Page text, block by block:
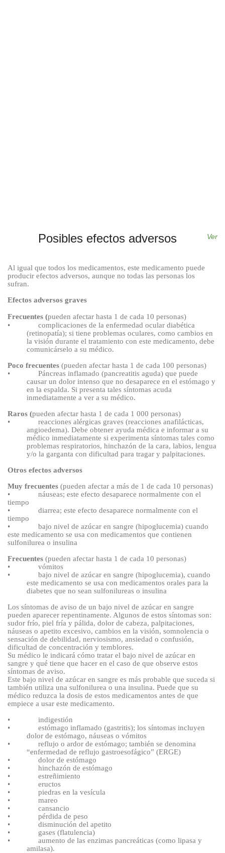
Ver
Posibles efectos adversos
Al igual que todos los medicamentos, este medicamento puede
producir efectos adversos, aunque no todas las personas los
sufran.
Efectos adversos graves
Frecuentes (pueden afectar hasta 1 de cada 10 personas)
•
complicaciones de la enfermedad ocular diabética
(retinopatía); si tiene problemas oculares, como cambios en
la visión durante el tratamiento con este medicamento, debe
comunicárselo a su médico.
Poco frecuentes (pueden afectar hasta 1 de cada 100 personas)
•
Páncreas inflamado (pancreatitis aguda) que puede
causar un dolor intenso que no desaparece en el estómago y
en la espalda. Si presenta tales síntomas acuda
inmediatamente a ver a su médico.
Raros (pueden afectar hasta 1 de cada 1 000 personas)
•
reacciones alérgicas graves (reacciones anafilácticas,
angioedema). Debe obtener ayuda médica e informar a su
médico inmediatamente si experimenta síntomas tales como
problemas respiratorios, hinchazón de la cara, labios, lengua
y/o la garganta con dificultad para tragar y palpitaciones.
Otros efectos adversos
Muy frecuentes (pueden afectar a más de 1 de cada 10 personas)
•
náuseas; este efecto desaparece normalmente con el
tiempo
•
diarrea; este efecto desaparece normalmente con el
tiempo
•
bajo nivel de azúcar en sangre (hipoglucemia) cuando
este medicamento se usa con medicamentos que contienen
sulfonilurea o insulina
Frecuentes (pueden afectar hasta 1 de cada 10 personas)
•
vómitos
•
bajo nivel de azúcar en sangre (hipoglucemia), cuando
este medicamento se usa con medicamentos orales para la
diabetes que no sean sulfonilureas o insulina
Los síntomas de aviso de un bajo nivel de azúcar en sangre
pueden aparecer repentinamente. Algunos de estos síntomas son:
sudor frío, piel fría y pálida, dolor de cabeza, palpitaciones,
náuseas o apetito excesivo, cambios en la visión, somnolencia o
sensación de debilidad, nerviosismo, ansiedad o confusión,
dificultad de concentración y temblores.
Su médico le indicará cómo tratar el bajo nivel de azúcar en
sangre y qué tiene que hacer en el caso de que observe estos
síntomas de aviso.
Este bajo nivel de azúcar en sangre es más probable que suceda si
también utiliza una sulfonilurea o una insulina. Puede que su
médico reduzca la dosis de estos medicamentos antes de que
empiece a usar este medicamento.
•
indigestión
•
estómago inflamado (gastritis); los síntomas incluyen
dolor de estómago, náuseas o vómitos
•
reflujo o ardor de estómago; también se denomina
“enfermedad de reflujo gastroesofágico” (ERGE)
•
dolor de estómago
•
hinchazón de estómago
•
estreñimiento
•
eructos
•
piedras en la vesícula
•
mareo
•
cansancio
•
pérdida de peso
•
disminución del apetito
•
gases (flatulencia)
•
aumento de las enzimas pancreáticas (como lipasa y
amilasa).